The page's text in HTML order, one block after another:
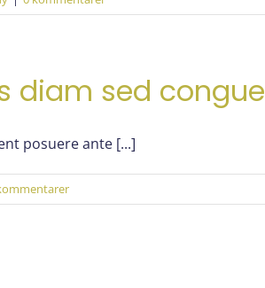
diam sed congue
posuere ante [...]